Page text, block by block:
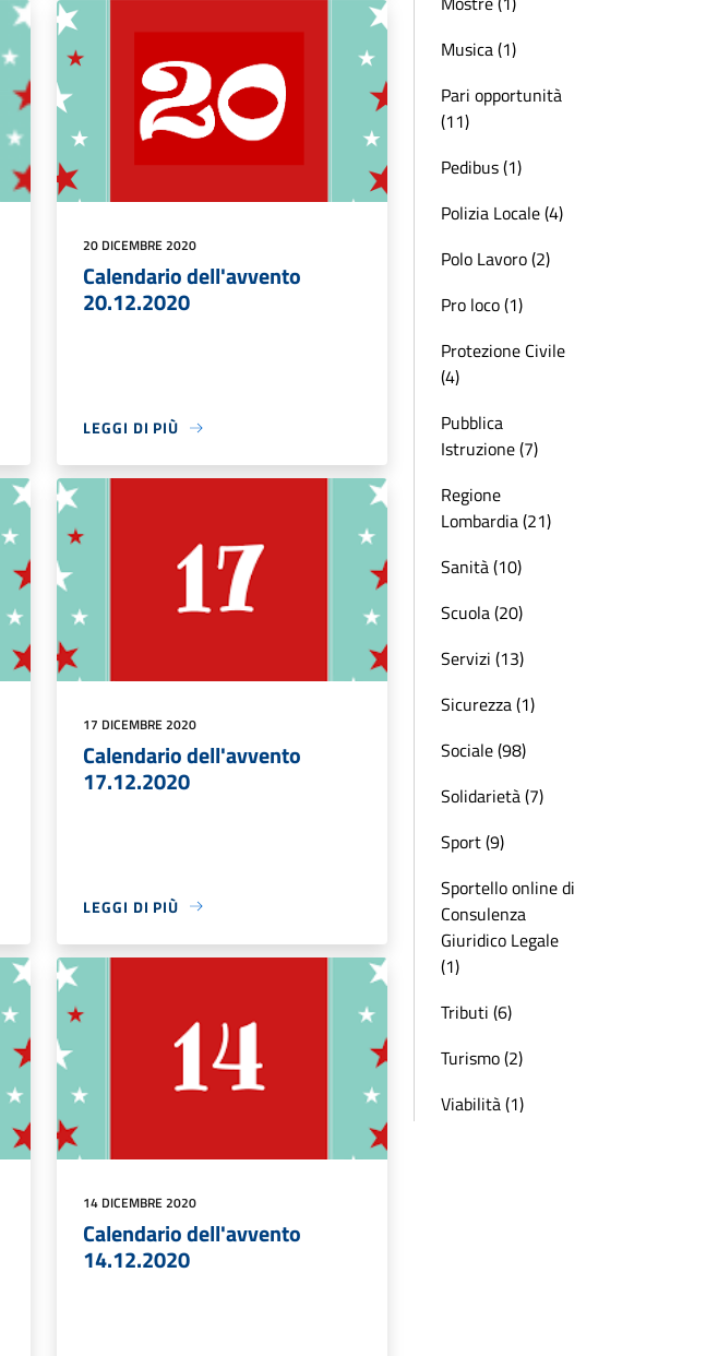
20 DICEMBRE 2020
Calendario dell'avvento
20.12.2020
LEGGI DI PIÙ
17 DICEMBRE 2020
Calendario dell'avvento
17.12.2020
LEGGI DI PIÙ
14 DICEMBRE 2020
Calendario dell'avvento
14.12.2020
Musica (1)
Pari opportunità
(11)
Pedibus (1)
Polizia Locale (4)
Polo Lavoro (2)
Pro loco (1)
Protezione Civile
(4)
Pubblica
Istruzione (7)
Regione
Lombardia (21)
Sanità (10)
Scuola (20)
Servizi (13)
Sicurezza (1)
Sociale (98)
Solidarietà (7)
Sport (9)
Sportello online di
Consulenza
Giuridico Legale
(1)
Tributi (6)
Turismo (2)
Viabilità (1)